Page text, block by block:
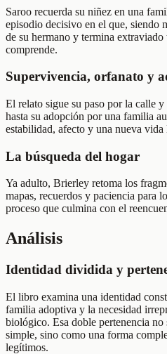
Saroo recuerda su niñez en una
episodio decisivo en el que, siendo
de su hermano y termina
comprende.
Supervivencia, orfanato y
El relato sigue su paso por la calle
hasta su adopción por una familia
estabilidad, afecto y una nueva
La búsqueda del hogar
Ya adulto, Brierley retoma los
mapas, recuerdos y paciencia para
proceso que culmina con el
Análisis
Identidad dividida y
El libro examina una identidad
familia adoptiva y la necesidad
biológico. Esa doble pertenencia
simple, sino como una forma
legítimos.